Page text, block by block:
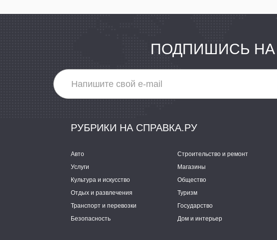
ПОДПИШИСЬ
РУБРИКИ НА СПРАВКА.РУ
Авто Строительство и ремонт
Услуги
Магазины
Культура и искусство
Общество
Отдых и развлечения
Туризм
Транспорт и перевозки
Государство
Безопасность
Дом и интерьер